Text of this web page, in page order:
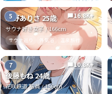
5 chat_bubble16.8K+
水野ありさ 25歳
サウナ好き女子 / 166cm
サウナ巡り 外気浴 温泉旅行
7 chat_bubble10.8K+
後藤もね 24歳
花咲鉄道 駅員 / 156cm